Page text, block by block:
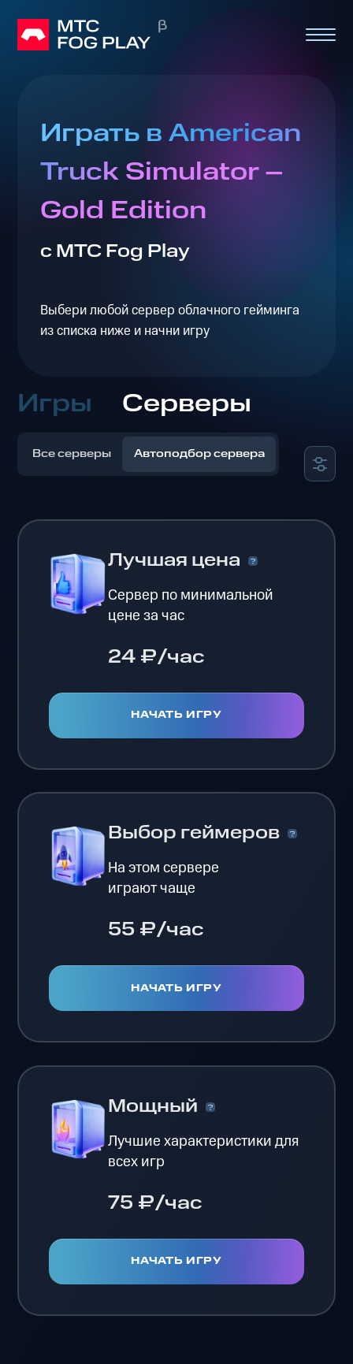
Играть в American
Truck Simulator –
Gold Edition
с МТС Fog Play
Выбери любой сервер облачного гейминга
из списка ниже и начни игру
Игры Серверы
Все серверы Автоподбор сервера
Лучшая цена
Сервер по минимальной
цене за час
24 ₽/час
НАЧАТЬ ИГРУ
Выбор геймеров
На этом сервере
играют чаще
55 ₽/час
НАЧАТЬ ИГРУ
Мощный
Лучшие характеристики для
всех игр
75 ₽/час
НАЧАТЬ ИГРУ